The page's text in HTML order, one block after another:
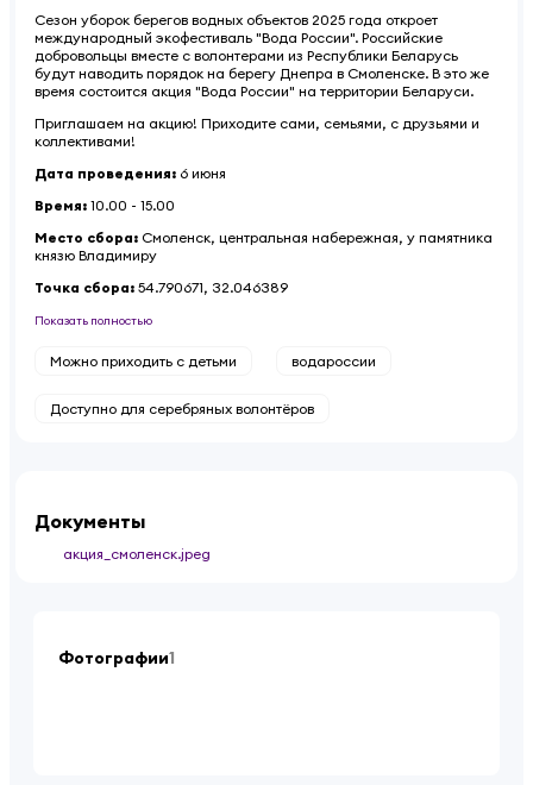
Сезон уборок берегов водных объектов 2025 года откроет
международный экофестиваль "Вода России". Российские
добровольцы вместе с волонтерами из Республики Беларусь
будут наводить порядок на берегу Днепра в Смоленске. В это же
время состоится акция "Вода России" на территории Беларуси.
Приглашаем на акцию! Приходите сами, семьями, с друзьями и
коллективами!
Дата проведения: 6 июня
Время: 10.00 - 15.00
Место сбора: Смоленск, центральная набережная, у памятника
князю Владимиру
Точка сбора: 54.790671, 32.046389
Показать полностью
Можно приходить с детьми водароссии
Доступно для серебряных волонтёров
Документы
акция_смоленск.jpeg
Фотографии1